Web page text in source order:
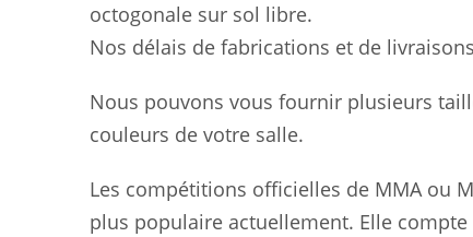
octogonale sur sol libre.
Nos délais de fabrications et de
Nous pouvons vous fournir plusieurs
couleurs de votre salle.
Les compétitions officielles de MMA ou
plus populaire actuellement. Elle